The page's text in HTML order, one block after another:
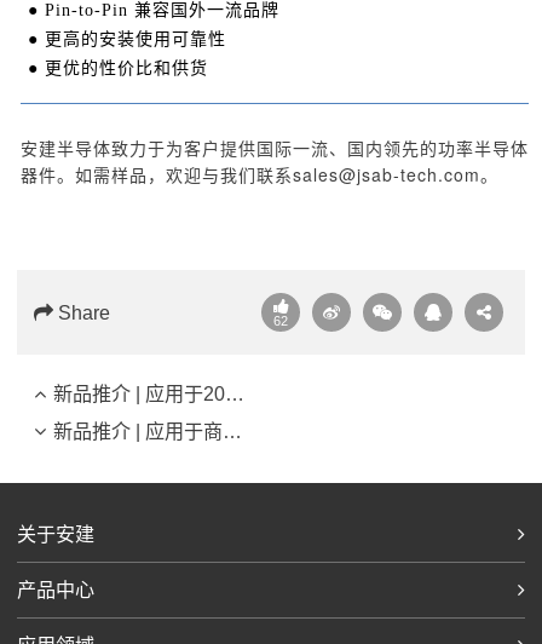
● Pin-to-Pin 兼容国外一流品牌
● 更高的安装使用可靠性
● 更优的性价比和供货
安建半导体致力于为客户提供国际一流、国内领先的功率半导体
器件。如需样品，欢迎与我们联系sales@jsab-tech.com。
Share 62
新品推介 | 应用于200kW及以上光伏逆变系统的1000V-400A ANPC三电平模块
新品推介 | 应用于商用车电驱、大功率储能及工业自动化的1200V-900A 模块
关于安建
产品中心